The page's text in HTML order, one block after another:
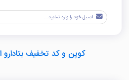
کوپن و کد تخفیف بتادارو